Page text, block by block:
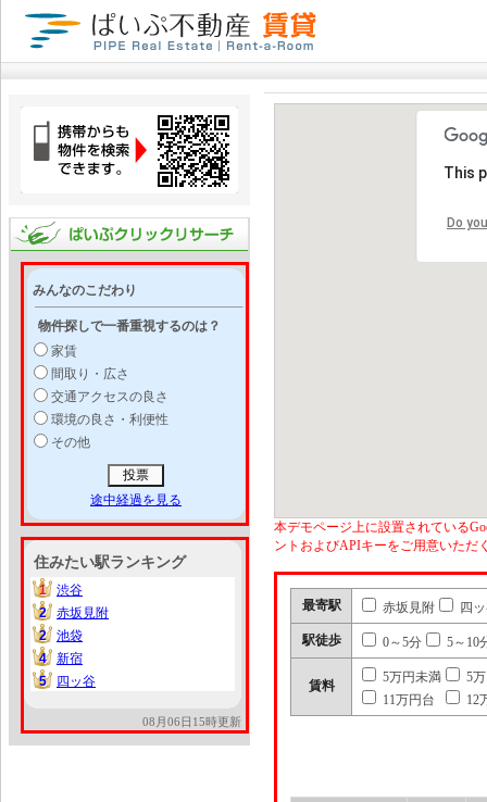
みんなのこだわり
物件探しで一番重視するのは？
家賃
間取り・広さ
交通アクセスの良さ
環境の良さ・利便性
その他
途中経過を見る
住みたい駅ランキング
1
1
渋谷
2
2
赤坂見附
2
2
池袋
4
4
新宿
5
5 四ッ谷
08月06日15時更新
This
Do
本デモページ上に設置されている
ントおよびAPIキーをご用意いただ
最寄駅 赤坂見附 四
駅徒歩 0～5分 5～10
賃料
5万円未満
5
11万円台
12